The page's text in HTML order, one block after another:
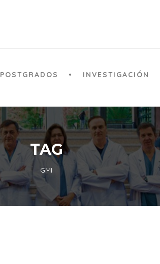
POSTGRADOS INVESTIGACIÓN
TAG
GMI